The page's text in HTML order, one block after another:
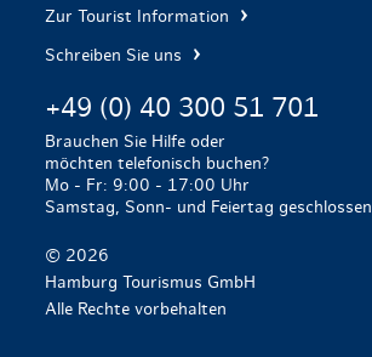
Zur Tourist Information
Schreiben Sie uns
+49 (0) 40 300 51 701
Brauchen Sie Hilfe oder
möchten telefonisch buchen?
Mo - Fr: 9:00 - 17:00 Uhr
Samstag, Sonn- und Feiertag geschlossen
© 2026
Hamburg Tourismus GmbH
Alle Rechte vorbehalten